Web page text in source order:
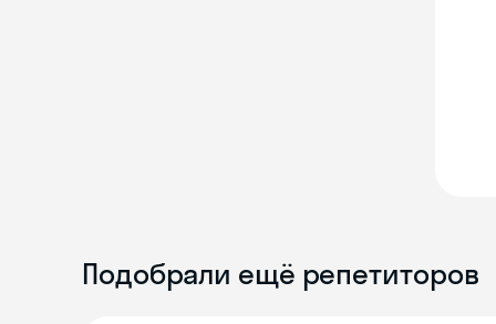
Подобрали ещё репетиторов